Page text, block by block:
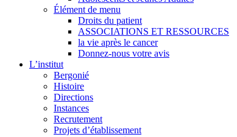
Élément de menu
Droits du patient
ASSOCIATIONS ET RESSOURCES
la vie après le cancer
Donnez-nous votre avis
L’institut
Bergonié
Histoire
Directions
Instances
Recrutement
Projets d’établissement